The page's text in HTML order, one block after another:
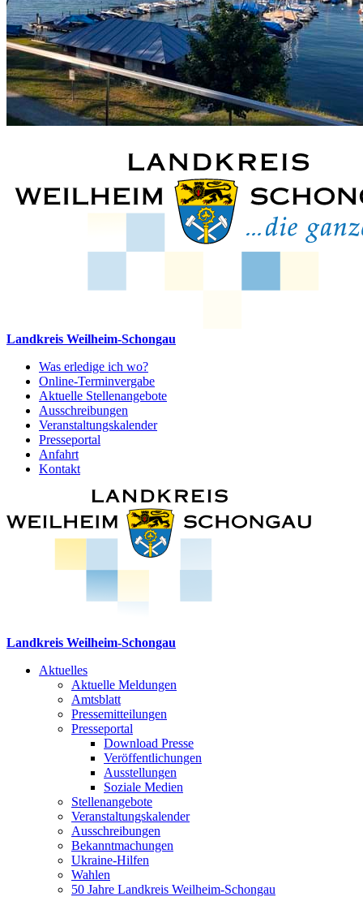
Landkreis Weilheim-Schongau
Was erledige ich wo?
Online-Terminvergabe
Aktuelle Stellenangebote
Ausschreibungen
Veranstaltungskalender
Presseportal
Anfahrt
Kontakt
Landkreis Weilheim-Schongau
Aktuelles
Aktuelle Meldungen
Amtsblatt
Pressemitteilungen
Presseportal
Download Presse
Veröffentlichungen
Ausstellungen
Soziale Medien
Stellenangebote
Veranstaltungskalender
Ausschreibungen
Bekanntmachungen
Ukraine-Hilfen
Wahlen
50 Jahre Landkreis Weilheim-Schongau